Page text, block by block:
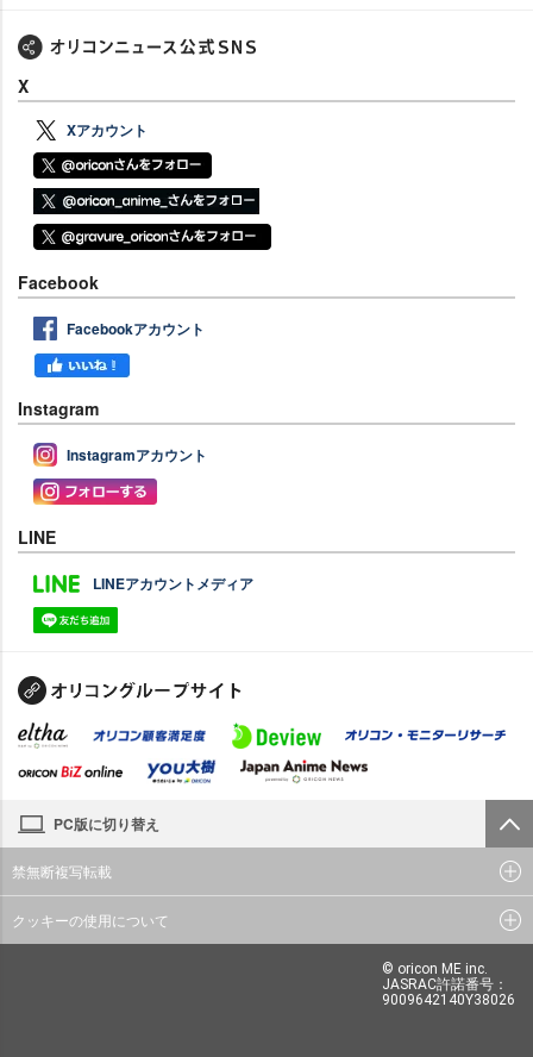
X
Xアカウント
Facebook
Facebookアカウント
Instagram
Instagramアカウント
LINE
LINEアカウントメディア
PC版に切り替え
禁無断複写転載
クッキーの使用について
© oricon ME inc.
JASRAC許諾番号：
9009642140Y38026